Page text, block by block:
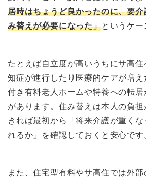
居時はちょうど良かったのに、要
み替えが必要になった」というケー
たとえば自立度が高いうちにサ高
知症が進行したり医療的ケアが増
付き有料老人ホームや特養への転居
があります。住み替えは本人の負
きれば最初から「将来介護が重く
れるか」を確認しておくと安心です
また、住宅型有料やサ高住では外